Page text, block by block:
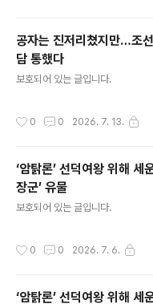
공자는 진저리쳤지만…조
담 통했다
보호되어 있는 글입니다.
0 0 2026. 7. 13.
‘암탉론’ 선덕여왕 위해
장군’ 유물
보호되어 있는 글입니다.
0 0 2026. 7. 6.
‘암탉론’ 선덕여왕 위해